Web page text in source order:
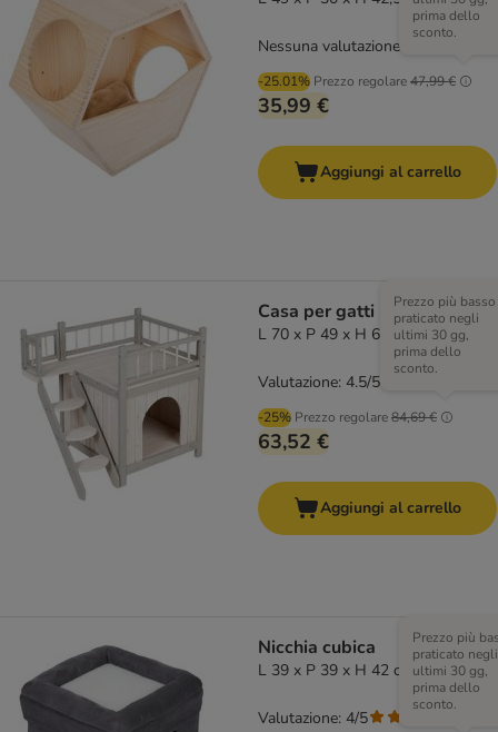
-25.01% Prezzo regolare47,99 €
prima dello
sconto.
35,99 €
Nessuna valutazione
Aggiungi al carrello
Casa per gatti Prince
L 70 x P 49 x H 65 cm
-25% Prezzo regolare84,69 €
Prezzo più basso
praticato negli
ultimi 30 gg,
prima dello
sconto.
63,52 €
Valutazione: 4.5/5
Aggiungi al carrello
Nicchia cubica
L 39 x P 39 x H 42 cm
Prezzo più
praticato negli
ultimi 30 gg,
prima dello
sconto.
Valutazione: 4/5